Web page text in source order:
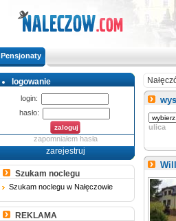
Pensjonaty
logowanie
login:
hasło:
zapomniałem hasła
zarejestruj
Szukam noclegu
Szukam noclegu w Nałęczowie
REKLAMA
ulica